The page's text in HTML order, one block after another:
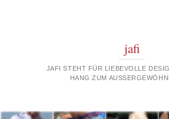
jafi
JAFI STEHT FÜR LIEBEVOLLE
HANG ZUM